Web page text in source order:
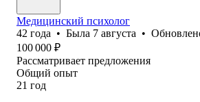
Медицинский психолог
42 года • Была 7 августа •
100 000 ₽
Рассматривает предложения
Общий опыт
21 год